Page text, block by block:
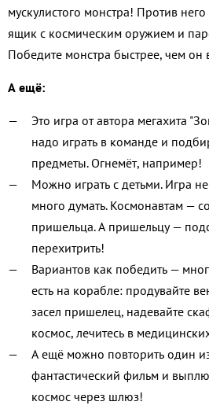
мускулистого монстра! Против
ящик с космическим оружием и
Победите монстра быстрее, чем он
А ещё:
Это игра от автора мегахита
надо играть в команде и
предметы. Огнемёт, например!
Можно играть с детьми. Игра
много думать. Космонавтам —
пришельца. А пришельцу —
перехитрить!
Вариантов как победить —
есть на корабле: продувайте
засел пришелец, надевайте
космос, лечитесь в
А ещё можно повторить один
фантастический фильм и
космос через шлюз!